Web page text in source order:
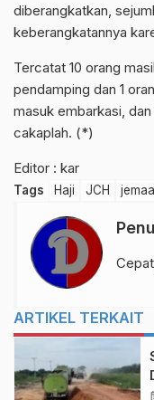
diberangkatkan,
keberangkatannya
Tercatat 10 orang
pendamping dan 1
masuk embarkasi,
cakaplah. (*)
Editor : kar
Tags Haji JCH
ARTIKEL TERKAIT